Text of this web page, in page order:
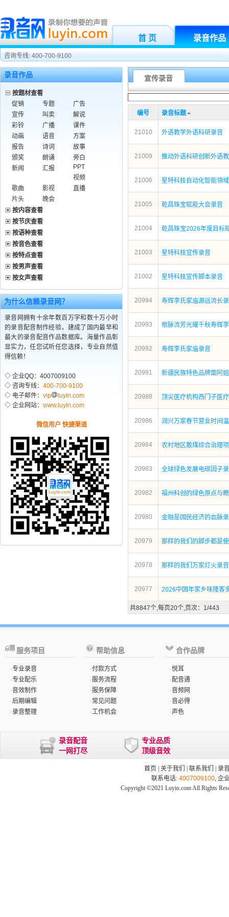
首 页 录音作品
咨询专线: 400-700-9100
录音作品
按题材查看
促销
专题
广告
宣传
叫卖
解说
彩铃
广播
课件
动画
语音
方案
报告
诗词
故事
颁奖
朗诵
旁白
新闻
汇报
PPT
视频
歌曲
影视
直播
片头
晚会
按内容查看
按节庆查看
按语种查看
按音色查看
按特点查看
按男声查看
按女声查看
为什么信赖录音网？
录音网拥有十余年数百万字和数十万小时
的录音配音制作经验，建成了国内最早和
最大的录音配音作品数据库。海量作品彰
显实力，任您试听任您选择，专业自然值
得信赖！
◇ 企业QQ：4007009100
◇ 咨询专线： 400-700-9100
◇ 电子邮件： vip
luyin.com
◇ 企业网站： www.luyin.com
微信用户 快捷渠道
宣传录音
编号 录音标题
21010 外语教学外语科研录音
21009 推动外语科研创新外语
21006 星特科技自动化智能领
21005 乾昌珠宝赋能大会录音
21004 乾昌珠宝2026年度目标
21003 星特科技宣传录音
21002 星特科技宣传脚本录音
20994 寿辉李氏家庙源远流长
20993 根脉流芳光耀千秋寿辉
20992 寿辉李氏家庙录音
20991 新疆民族特色品牌面阿
20988 顶尖医疗机构西门子医
20986 润兴万家春节营业时间
20984 农村地区散煤综合治理
20983 全球绿色发展电碳因子
20982 福州科创的绿色原点与
20980 金融是国民经济的血脉
20979 那样的我们的脚步都是
20978 那样的我们万家灯火录音
20977 2026中国年家乡味隆客
共8847个,每页20个,页次： 1/443
服务项目
·专业录音
·专业配乐
·音效制作
·后期编辑
·录音整理
帮助信息
·付款方式
·服务流程
·服务保障
·常见问题
·工作机会
合作品牌
·悦耳
·配音通
·音频网
·音必得
·声色
录音配音
一网打尽
专业品质
顶级音效
首页 关于我们 联系我们
录
联系电话: 4007009100, 企
Copyright ©2021 Luyin.com All Rights